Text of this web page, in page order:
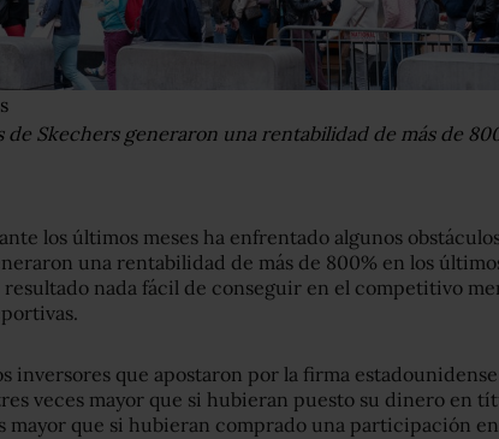
de Skechers generaron una rentabilidad de más de
los últimos meses ha enfrentado algunos
una rentabilidad de más de 800% en los
nada fácil de conseguir en el competitivo
inversores que apostaron por la firma
veces mayor que si hubieran puesto su dinero en
mayor que si hubieran comprado una participación